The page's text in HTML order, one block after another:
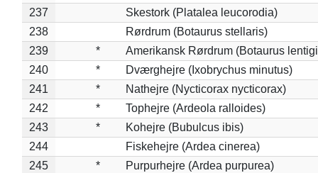
237
Skestork (Platalea leucorodia)
238
Rørdrum (Botaurus stellaris)
239
*
Amerikansk Rørdrum (Botaurus
240
*
Dværghejre (Ixobrychus minutus)
241
*
Nathejre (Nycticorax nycticorax)
242
*
Tophejre (Ardeola ralloides)
243
*
Kohejre (Bubulcus ibis)
244
Fiskehejre (Ardea cinerea)
245
*
Purpurhejre (Ardea purpurea)